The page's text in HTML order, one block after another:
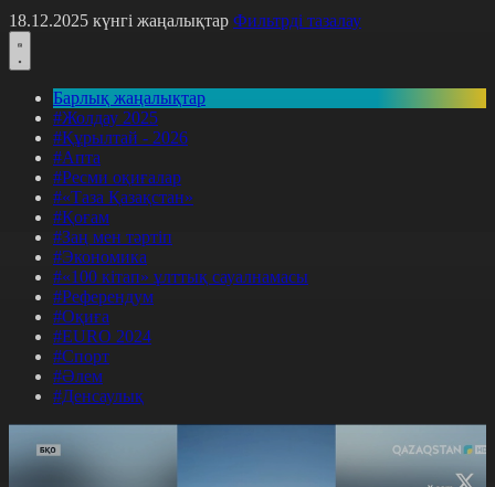
18.12.2025 күнгі жаңалықтар Фильтрді тазалау
Барлық жаңалықтар
#Жолдау 2025
#Құрылтай - 2026
#Апта
#Ресми оқиғалар
#«Таза Қазақстан»
#Қоғам
#Заң мен тәртіп
#Экономика
#«100 кітап» ұлттық сауалнамасы
#Референдум
#Оқиға
#EURO 2024
#Спорт
#Әлем
#Денсаулық